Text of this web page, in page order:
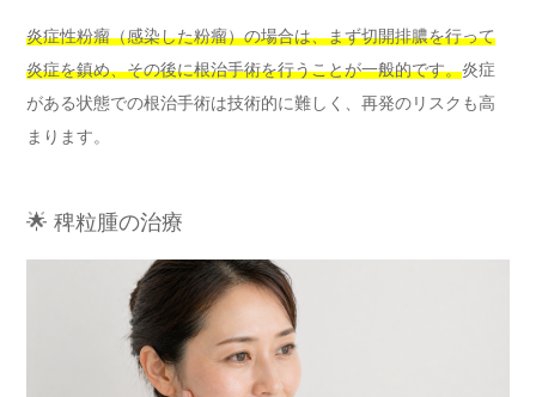
炎症性粉瘤（感染した粉瘤）の場合は、まず切開排膿を行って
炎症を鎮め、その後に根治手術を行うことが一般的です。炎症
がある状態での根治手術は技術的に難しく、再発のリスクも高
まります。
🌟 稗粒腫の治療